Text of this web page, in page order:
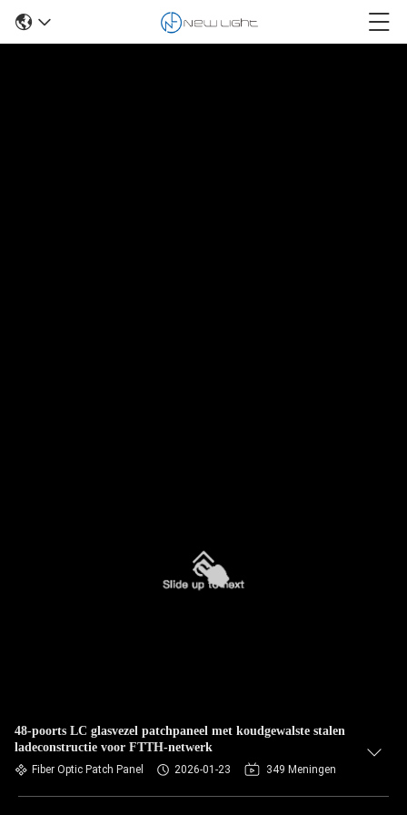
48-poorts LC glasvezel patchpaneel met koudgewalste stalen
ladeconstructie voor FTTH-netwerk
Fiber Optic Patch Panel 2026-01-23 349 Meningen